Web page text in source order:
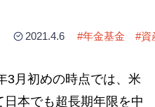
2021.4.6 #年金基金 #資
3月初めの時点では、米
本でも超長期年限を中